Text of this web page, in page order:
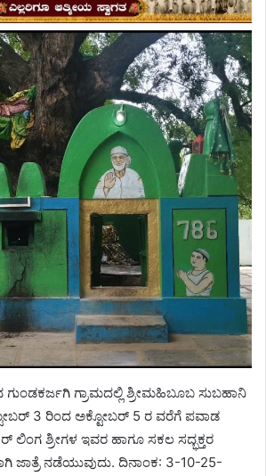
ಗುಂಡಕರ್ಜಗಿ ಗ್ರಾಮದಲ್ಲಿ ಶ್ರೀಮಹಿಬೂಬ ಸುಬಹಾನಿ
3 ರಿಂದ ಅಕ್ಟೋಬರ್ 5 ರ ವರೆಗೆ ಪವಾಡ
ಲಿಂಗ ಶ್ರೀಗಳ ಇವರ ಹಾಗೂ ಸಕಲ ಸದ್ಭಕ್ತರ
ಜಾತ್ರೆ ನಡೆಯುವುದು. ದಿನಾಂಕ: 3-10-25-